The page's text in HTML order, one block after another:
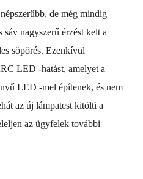
de még mindig
nagyszerű érzést kelt a
söpörés. Ezenkívül
LED -hatást, amelyet a
LED -mel építenek, és nem
az új lámpatest kitölti a
az ügyfelek további